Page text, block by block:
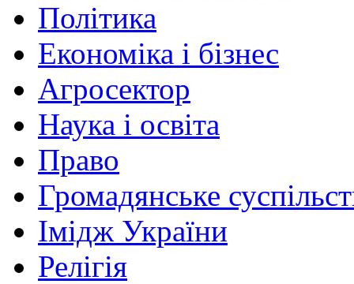
Політика
Економіка і бізнес
Агросектор
Наука і освіта
Право
Громадянське
Імідж України
Релігія